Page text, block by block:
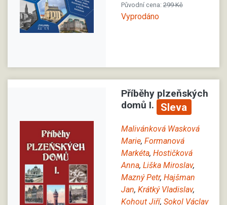
Původní cena: 299 Kč
Vyprodáno
Příběhy plzeňských
domů I.
Sleva
Malivánková Wasková
Marie, Formanová
Markéta, Hostičková
Anna, Liška Miroslav,
Mazný Petr, Hajšman
Jan, Krátký Vladislav,
Kohout Jiří, Sokol Václav